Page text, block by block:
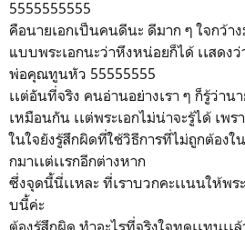
5555555555
คือนายเอกเป็นคนดีนะ ดีมาก ๆ ใจกว้า
แบบพระเอกนะว่าหึงหน่อยก็ได้ เเสดง
พ่อคุณทูนหัว 55555555
เเต่อันที่จริง คนอ่านอย่างเรา ๆ ก็รู้ว่าน
เหมือนกัน เเต่พระเอกไม่น่าจะรู้ได้ เพ
ในใจยังรู้สึกผิดที่ใช้วิธีการที่ไม่ถูกต้องใ
กมาเเต่เเรกอีกต่างหาก
ซึ่งจุดนี้นี่เเหละ ที่เราบวกคะเเนนให้พร
บนี้ค่ะ